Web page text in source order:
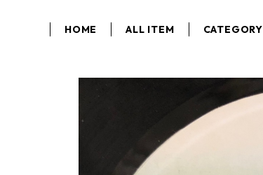
HOME ALL ITEM CATEGORY